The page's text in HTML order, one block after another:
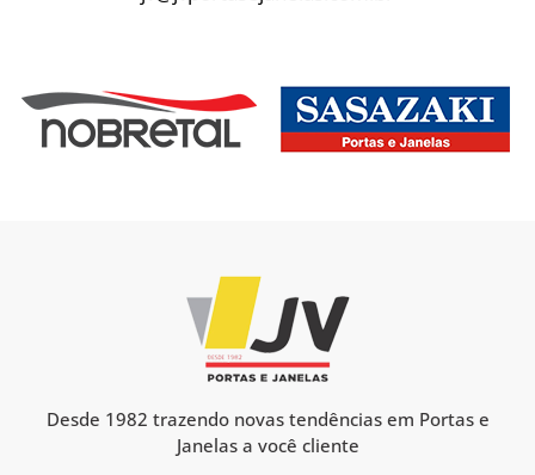
Desde 1982 trazendo novas tendências em Portas e
Janelas a você cliente